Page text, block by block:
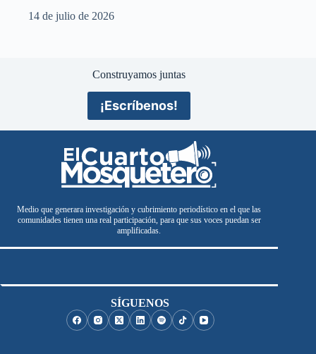
14 de julio de 2026
Construyamos juntas
¡Escríbenos!
Medio que generara investigación y cubrimiento periodístico en el que las
comunidades tienen una real participación, para que sus voces puedan ser
amplificadas.
SÍGUENOS